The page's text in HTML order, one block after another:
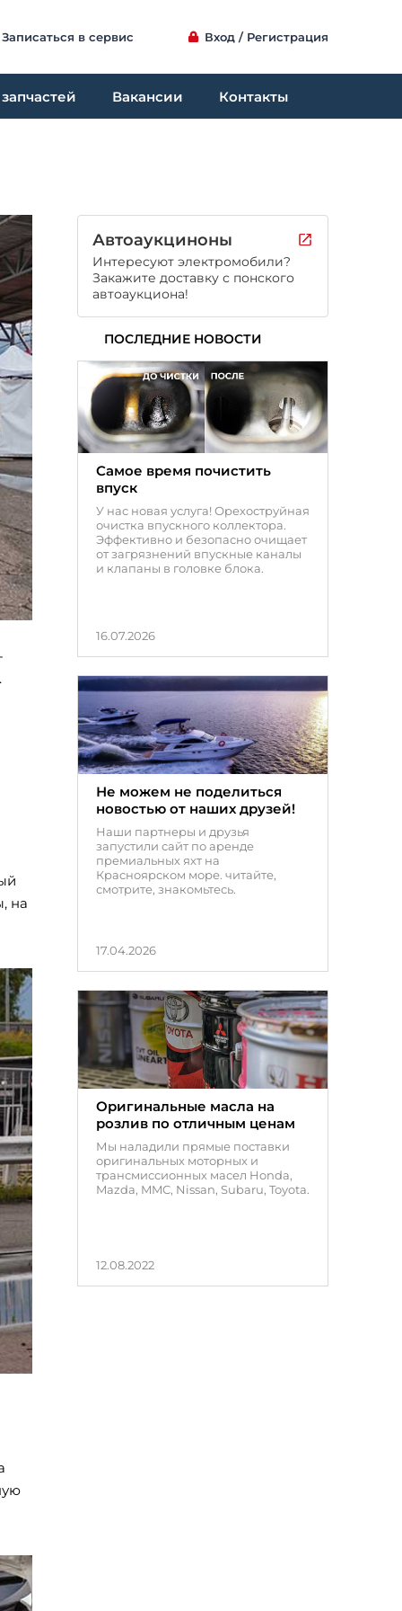
Записаться в сервис Вход / Регистрация
Вакансии Контакты
на
Автоаукциноны
Интересуют электромобили?
Закажите доставку с понского
автоаукциона!
ПОСЛЕДНИЕ НОВОСТИ
Самое время почистить
впуск
У нас новая услуга! Орехоструйная
очистка впускного коллектора.
Эффективно и безопасно очищает
от загрязнений впускные каналы
и клапаны в головке блока.
16.07.2026
Не можем не поделиться
новостью от наших друзей!
Наши партнеры и друзья
запустили сайт по аренде
премиальных яхт на
Красноярском море. читайте,
смотрите, знакомьтесь.
17.04.2026
Оригинальные масла на
розлив по отличным ценам
Мы наладили прямые поставки
оригинальных моторных и
трансмиссионных масел Honda,
Mazda, MMC, Nissan, Subaru, Toyota.
12.08.2022